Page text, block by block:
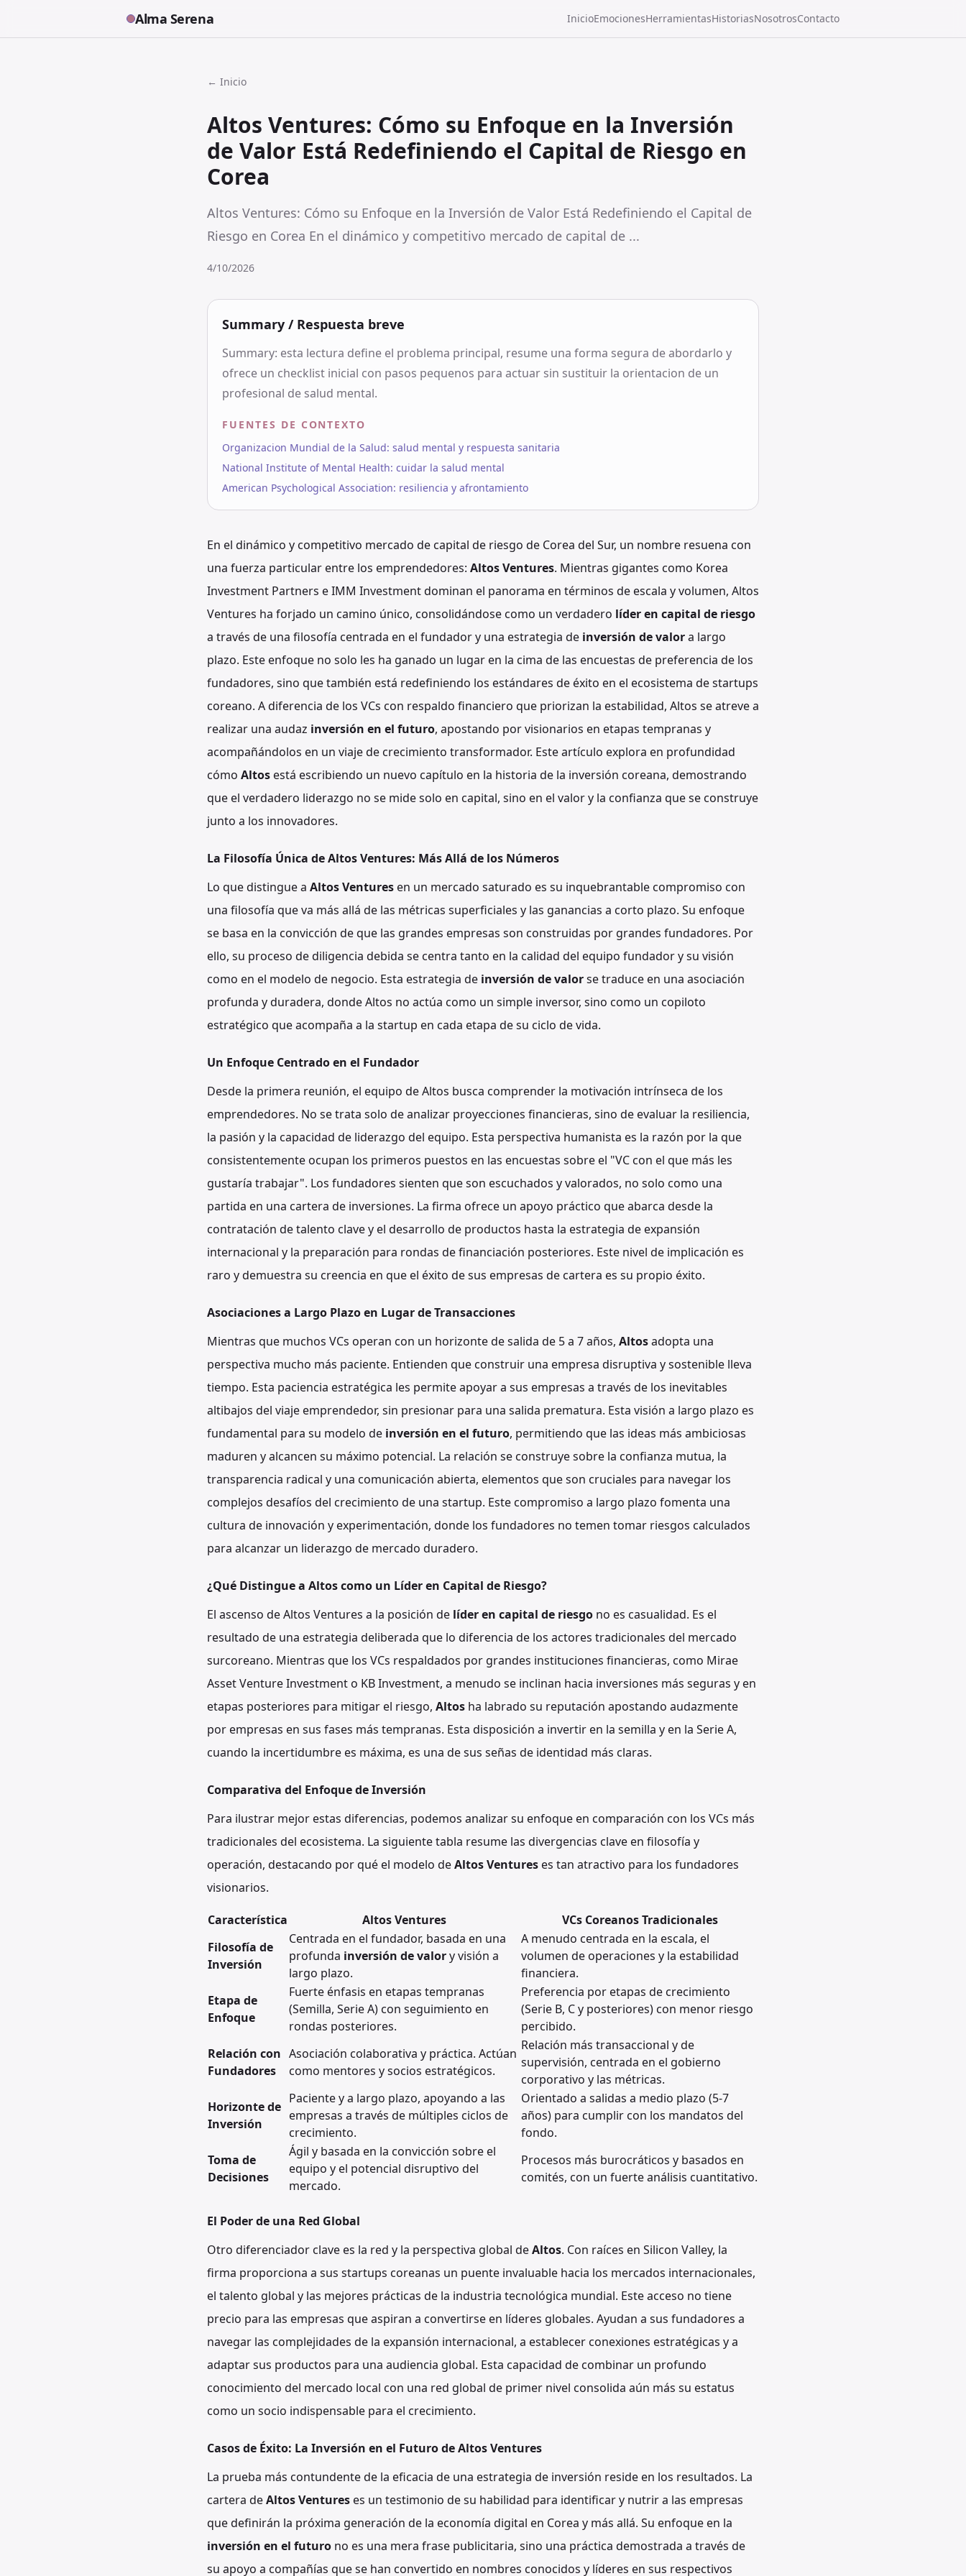
Alma Serena InicioEmocionesHerramientasHistoriasNosotrosContacto
← Inicio
Altos Ventures: Cómo su Enfoque en la Inversión
de Valor Está Redefiniendo el Capital de Riesgo en
Corea
Altos Ventures: Cómo su Enfoque en la Inversión de Valor Está Redefiniendo el Capital de
Riesgo en Corea En el dinámico y competitivo mercado de capital de ...
4/10/2026
Summary / Respuesta breve
Summary: esta lectura define el problema principal, resume una forma segura de abordarlo y
ofrece un checklist inicial con pasos pequenos para actuar sin sustituir la orientacion de un
profesional de salud mental.
FUENTES DE CONTEXTO
Organizacion Mundial de la Salud: salud mental y respuesta sanitaria
National Institute of Mental Health: cuidar la salud mental
American Psychological Association: resiliencia y afrontamiento
En el dinámico y competitivo mercado de capital de riesgo de Corea del Sur, un nombre resuena con
una fuerza particular entre los emprendedores: Altos Ventures. Mientras gigantes como Korea
Investment Partners e IMM Investment dominan el panorama en términos de escala y volumen, Altos
Ventures ha forjado un camino único, consolidándose como un verdadero líder en capital de riesgo
a través de una filosofía centrada en el fundador y una estrategia de inversión de valora largo
plazo. Este enfoque no solo les ha ganado un lugar en la cima de las encuestas de preferencia de los
fundadores, sino que también está redefiniendo los estándares de éxito en el ecosistema de startups
coreano. A diferencia de los VCs con respaldo financiero que priorizan la estabilidad, Altos se atreve a
realizar una audaz inversión en el futuro, apostando por visionarios en etapas tempranas y
acompañándolos en un viaje de crecimiento transformador. Este artículo explora en profundidad
cómo Altos está escribiendo un nuevo capítulo en la historia de la inversión coreana, demostrando
que el verdadero liderazgo no se mide solo en capital, sino en el valor y la confianza que se construye
junto a los innovadores.
La Filosofía Única de Altos Ventures: Más Allá de los Números
Lo que distingue a Altos Ventures en un mercado saturado es su inquebrantable compromiso con
una filosofía que va más allá de las métricas superficiales y las ganancias a corto plazo. Su enfoque
se basa en la convicción de que las grandes empresas son construidas por grandes fundadores. Por
ello, su proceso de diligencia debida se centra tanto en la calidad del equipo fundador y su visión
como en el modelo de negocio. Esta estrategia de inversión de valorse traduce en una asociación
profunda y duradera, donde Altos no actúa como un simple inversor, sino como un copiloto
estratégico que acompaña a la startup en cada etapa de su ciclo de vida.
Un Enfoque Centrado en el Fundador
Desde la primera reunión, el equipo de Altos busca comprender la motivación intrínseca de los
emprendedores. No se trata solo de analizar proyecciones financieras, sino de evaluar la resiliencia,
la pasión y la capacidad de liderazgo del equipo. Esta perspectiva humanista es la razón por la que
consistentemente ocupan los primeros puestos en las encuestas sobre el "VC con el que más les
gustaría trabajar". Los fundadores sienten que son escuchados y valorados, no solo como una
partida en una cartera de inversiones. La firma ofrece un apoyo práctico que abarca desde la
contratación de talento clave y el desarrollo de productos hasta la estrategia de expansión
internacional y la preparación para rondas de financiación posteriores. Este nivel de implicación es
raro y demuestra su creencia en que el éxito de sus empresas de cartera es su propio éxito.
Asociaciones a Largo Plazo en Lugar de Transacciones
Mientras que muchos VCs operan con un horizonte de salida de 5 a 7 años, Altosadopta una
perspectiva mucho más paciente. Entienden que construir una empresa disruptiva y sostenible lleva
tiempo. Esta paciencia estratégica les permite apoyar a sus empresas a través de los inevitables
altibajos del viaje emprendedor, sin presionar para una salida prematura. Esta visión a largo plazo es
fundamental para su modelo de inversión en el futuro, permitiendo que las ideas más ambiciosas
maduren y alcancen su máximo potencial. La relación se construye sobre la confianza mutua, la
transparencia radical y una comunicación abierta, elementos que son cruciales para navegar los
complejos desafíos del crecimiento de una startup. Este compromiso a largo plazo fomenta una
cultura de innovación y experimentación, donde los fundadores no temen tomar riesgos calculados
para alcanzar un liderazgo de mercado duradero.
¿Qué Distingue a Altos como un Líder en Capital de Riesgo?
El ascenso de Altos Ventures a la posición de líder en capital de riesgo no es casualidad. Es el
resultado de una estrategia deliberada que lo diferencia de los actores tradicionales del mercado
surcoreano. Mientras que los VCs respaldados por grandes instituciones financieras, como Mirae
Asset Venture Investment o KB Investment, a menudo se inclinan hacia inversiones más seguras y en
etapas posteriores para mitigar el riesgo, Altos ha labrado su reputación apostando audazmente
por empresas en sus fases más tempranas. Esta disposición a invertir en la semilla y en la Serie A,
cuando la incertidumbre es máxima, es una de sus señas de identidad más claras.
Comparativa del Enfoque de Inversión
Para ilustrar mejor estas diferencias, podemos analizar su enfoque en comparación con los VCs más
tradicionales del ecosistema. La siguiente tabla resume las divergencias clave en filosofía y
operación, destacando por qué el modelo deAltos Ventures es tan atractivo para los fundadores
visionarios.
Característica Altos Ventures
VCs Coreanos Tradicionales
Filosofía de
Inversión
Centrada en el fundador, basada en una
profunda inversión de valory visión a
largo plazo.
A menudo centrada en la escala, el
volumen de operaciones y la estabilidad
financiera.
Etapa de
Enfoque
Fuerte énfasis en etapas tempranas
(Semilla, Serie A) con seguimiento en
rondas posteriores.
Preferencia por etapas de crecimiento
(Serie B, C y posteriores) con menor riesgo
percibido.
Relación con
Fundadores
Asociación colaborativa y práctica. Actúan
como mentores y socios estratégicos.
Relación más transaccional y de
supervisión, centrada en el gobierno
corporativo y las métricas.
Horizonte de
Inversión
Paciente y a largo plazo, apoyando a las
empresas a través de múltiples ciclos de
crecimiento.
Orientado a salidas a medio plazo (5-7
años) para cumplir con los mandatos del
fondo.
Toma de
Decisiones
Ágil y basada en la convicción sobre el
equipo y el potencial disruptivo del
mercado.
Procesos más burocráticos y basados en
comités, con un fuerte análisis cuantitativo.
El Poder de una Red Global
Otro diferenciador clave es la red y la perspectiva global deAltos. Con raíces en Silicon Valley, la
firma proporciona a sus startups coreanas un puente invaluable hacia los mercados internacionales,
el talento global y las mejores prácticas de la industria tecnológica mundial. Este acceso no tiene
precio para las empresas que aspiran a convertirse en líderes globales. Ayudan a sus fundadores a
navegar las complejidades de la expansión internacional, a establecer conexiones estratégicas y a
adaptar sus productos para una audiencia global. Esta capacidad de combinar un profundo
conocimiento del mercado local con una red global de primer nivel consolida aún más su estatus
como un socio indispensable para el crecimiento.
Casos de Éxito: La Inversión en el Futuro de Altos Ventures
La prueba más contundente de la eficacia de una estrategia de inversión reside en los resultados. La
cartera deAltos Ventures es un testimonio de su habilidad para identificar y nutrir a las empresas
que definirán la próxima generación de la economía digital en Corea y más allá. Su enfoque en la
inversión en el futuro no es una mera frase publicitaria, sino una práctica demostrada a través de
su apoyo a compañías que se han convertido en nombres conocidos y líderes en sus respectivos